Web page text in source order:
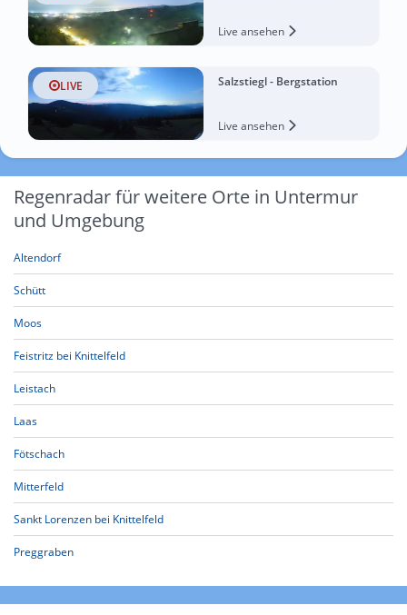
Live ansehen
LIVE Salzstiegl - Bergstation
Live ansehen
Regenradar für weitere Orte in Untermur
und Umgebung
Altendorf
Schütt
Moos
Feistritz bei Knittelfeld
Leistach
Laas
Fötschach
Mitterfeld
Sankt Lorenzen bei Knittelfeld
Preggraben